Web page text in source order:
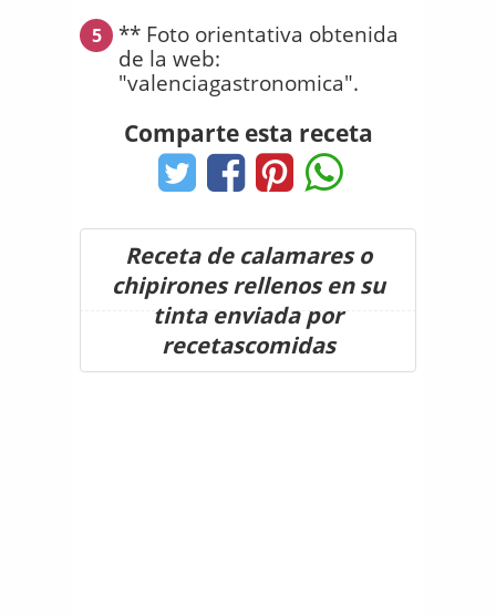
5
** Foto orientativa obtenida
de la web:
"valenciagastronomica".
Comparte esta receta
Receta de calamares o
chipirones rellenos en su
tinta enviada por
recetascomidas